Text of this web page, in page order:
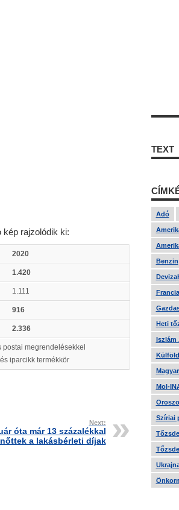
kép rajzolódik ki:
2020
1.420
1.111
916
2.336
megrendelésekkel
iparcikk termékkör
Next:
óta már 13 százalékkal
nőttek a lakásbérleti díjak
TEXT
Adó
Benzin
Heti
Iszlám
Mol-
Szíriai